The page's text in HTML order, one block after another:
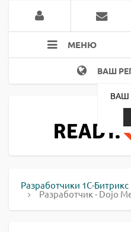
МЕНЮ
ВАШ
ВАШ
Разработчики 1С-Битрикс
Разработчик - Dojo